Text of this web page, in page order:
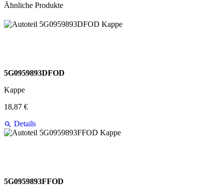
Ähnliche Produkte
5G0959893DFOD
Kappe
18,87 €
Details
5G0959893FFOD